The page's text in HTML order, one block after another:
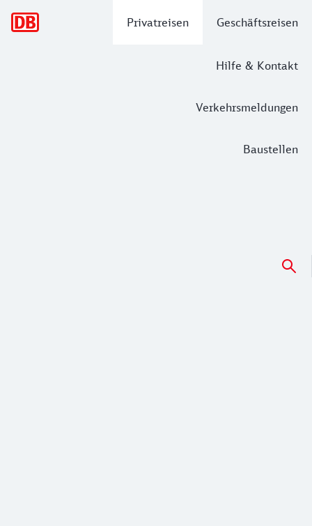
Privatreisen Geschäftsreisen
Hilfe & Kontakt
Verkehrsmeldungen
Baustellen